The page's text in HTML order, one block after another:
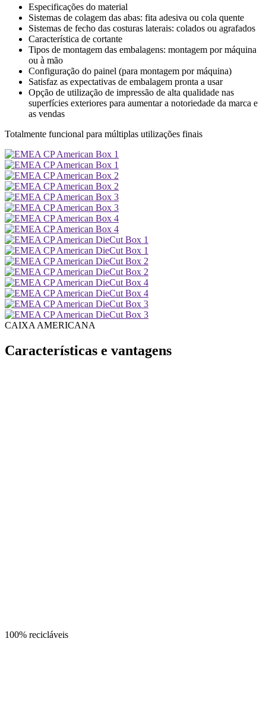
Especificações do material
Sistemas de colagem das abas: fita adesiva ou cola quente
Sistemas de fecho das costuras laterais: colados ou agrafados
Característica de cortante
Tipos de montagem das embalagens: montagem por máquina
ou à mão
Configuração do painel (para montagem por máquina)
Satisfaz as expectativas de embalagem pronta a usar
Opção de utilização de impressão de alta qualidade nas
superfícies exteriores para aumentar a notoriedade da marca e
as vendas
Totalmente funcional para múltiplas utilizações finais
CAIXA AMERICANA
Características e vantagens
100% recicláveis